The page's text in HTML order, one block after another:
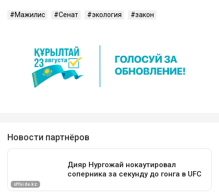
Мажилис Сенат экология закон